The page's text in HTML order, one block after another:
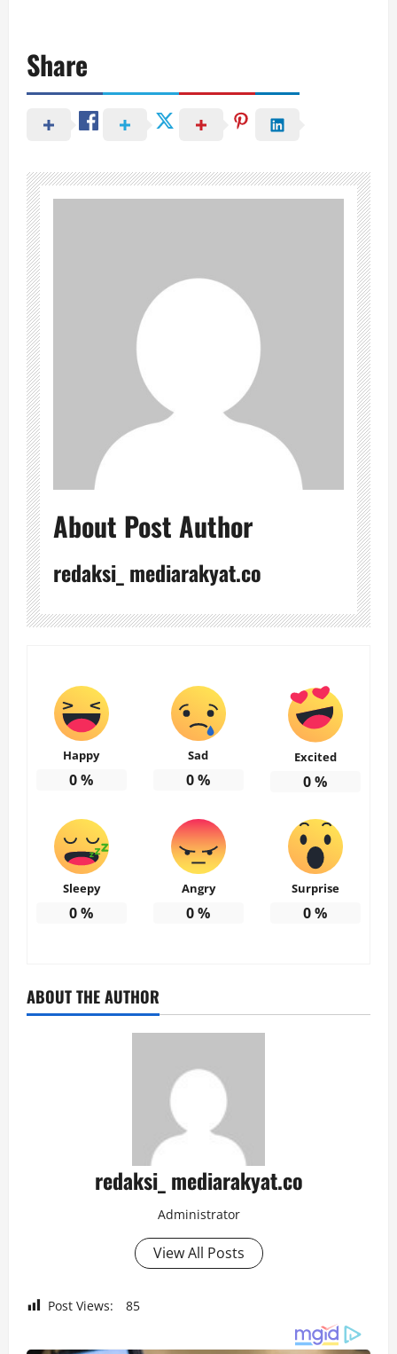
Share
About Post Author
redaksi_ mediarakyat.co
Happy
0%
Sad
0%
Excited
0%
Sleepy
0%
Angry
0%
Surprise
0%
ABOUT THE AUTHOR
redaksi_ mediarakyat.co
Administrator
View All Posts
Post Views: 85